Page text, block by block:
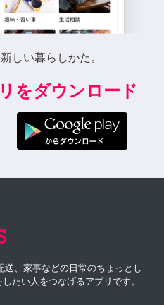
しい暮らしかた。
をダウンロード
、家事などの日常のちょっとし
たい人をつなげるアプリです。